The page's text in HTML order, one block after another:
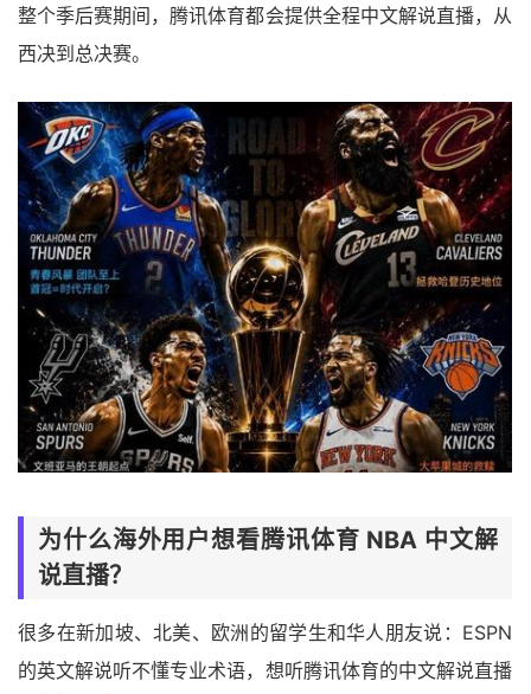
整个季后赛期间，腾讯体育都会提供全程中文解说直播，从
西决到总决赛。
为什么海外用户想看腾讯体育 NBA 中文解
说直播？
很多在新加坡、北美、欧洲的留学生和华人朋友说：ESPN
的英文解说听不懂专业术语，想听腾讯体育的中文解说直播